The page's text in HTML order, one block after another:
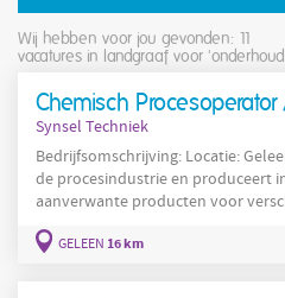
Wij hebben voor jou gevonden: 11
vacatures in landgraaf voor
Chemisch Procesoperator
Synsel Techniek
Bedrijfsomschrijving: Locatie: Geleen. Dit bedrijf opereert binnen
de procesindustrie en produceert
aanverwante producten voor
organisatie werkt vanuit Geleen en
operators die productieprocessen
GELEEN 16 km